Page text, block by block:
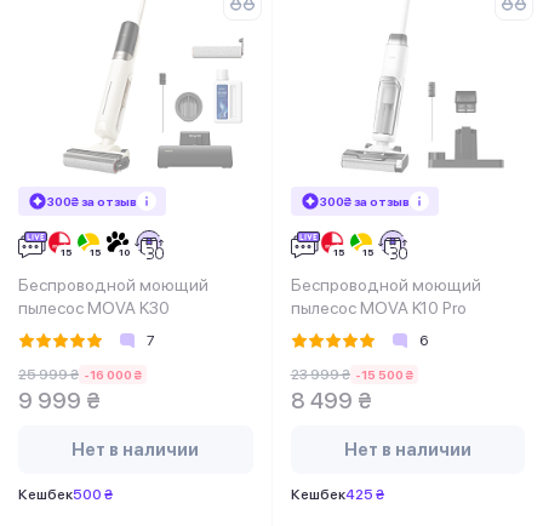
300₴ за отзыв
Беспроводной моющий
пылесос MOVA K30
7
25 999 ₴ -16 000 ₴
9 999 ₴
Нет в наличии
Кешбек500 ₴
300₴ за отзыв
Беспроводной моющий
пылесос MOVA K10 Pro
6
23 999 ₴ -15 500 ₴
8 499 ₴
Нет в наличии
Кешбек425 ₴